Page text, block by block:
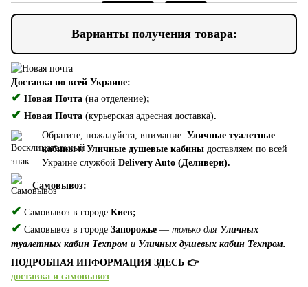
Варианты получения товара:
Доставка по всей Украине:
✔ Новая Почта (на отделение);
✔ Новая Почта (курьерская адресная доставка).
Обратите, пожалуйста, внимание: Уличные туалетные
кабиныи Уличные душевые кабины доставляем по всей
Украине службой Delivery Auto (Деливери).
Самовывоз:
✔ Самовывоз в городе Киев;
✔ Самовывоз в городе Запорожье — только для Уличных
туалетных кабин Техпром и Уличных душевых кабин Техпром.
ПОДРОБНАЯ ИНФОРМАЦИЯ ЗДЕСЬ 👉
доставка и самовывоз